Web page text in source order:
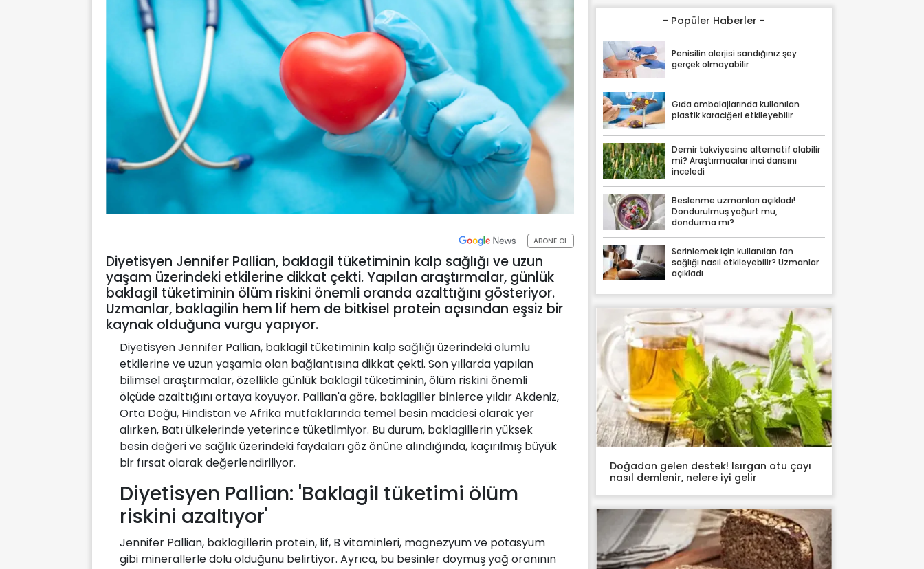
ABONE OL
Diyetisyen Jennifer Pallian, baklagil tüketiminin kalp sağlığı ve uzun
yaşam üzerindeki etkilerine dikkat çekti. Yapılan araştırmalar, günlük
baklagil tüketiminin ölüm riskini önemli oranda azalttığını gösteriyor.
Uzmanlar, baklagilin hem lif hem de bitkisel protein açısından eşsiz bir
kaynak olduğuna vurgu yapıyor.
Diyetisyen Jennifer Pallian, baklagil tüketiminin kalp sağlığı üzerindeki olumlu
etkilerine ve uzun yaşamla olan bağlantısına dikkat çekti. Son yıllarda yapılan
bilimsel araştırmalar, özellikle günlük baklagil tüketiminin, ölüm riskini önemli
ölçüde azalttığını ortaya koyuyor. Pallian'a göre, baklagiller binlerce yıldır Akdeniz,
Orta Doğu, Hindistan ve Afrika mutfaklarında temel besin maddesi olarak yer
alırken, Batı ülkelerinde yeterince tüketilmiyor. Bu durum, baklagillerin yüksek
besin değeri ve sağlık üzerindeki faydaları göz önüne alındığında, kaçırılmış büyük
bir fırsat olarak değerlendiriliyor.
Diyetisyen Pallian: 'Baklagil tüketimi ölüm
riskini azaltıyor'
Jennifer Pallian, baklagillerin protein, lif, B vitaminleri, magnezyum ve potasyum
gibi minerallerle dolu olduğunu belirtiyor. Ayrıca, bu besinler doymuş yağ oranının
- Popüler Haberler -
Penisilin alerjisi sandığınız şey
gerçek olmayabilir
Gıda ambalajlarında kullanılan
plastik karaciğeri etkileyebilir
Demir takviyesine alternatif olabilir
mi? Araştırmacılar inci darısını
inceledi
Beslenme uzmanları açıkladı!
Dondurulmuş yoğurt mu,
dondurma mı?
Serinlemek için kullanılan fan
sağlığı nasıl etkileyebilir? Uzmanlar
açıkladı
Doğadan gelen destek! Isırgan otu çayı
nasıl demlenir, nelere iyi gelir